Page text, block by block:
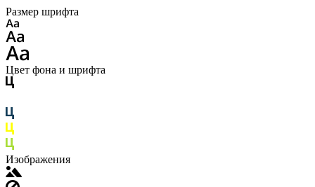
Размер шрифта
Цвет фона и шрифта
Изображения